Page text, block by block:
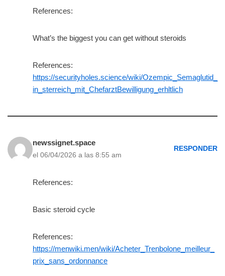
References:
What’s the biggest you can get without steroids
References:
https://securityholes.science/wiki/Ozempic_Semaglutid_
in_sterreich_mit_ChefarztBewilligung_erhltlich
newssignet.space
el 06/04/2026 a las 8:55 am
RESPONDER
References:
Basic steroid cycle
References:
https://menwiki.men/wiki/Acheter_Trenbolone_meilleur_
prix_sans_ordonnance